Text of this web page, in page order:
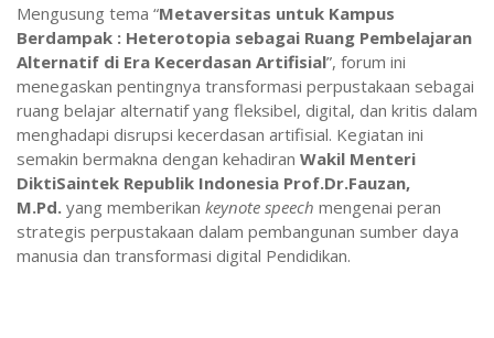
Mengusung tema “Metaversitas untuk Kampus
Berdampak : Heterotopia sebagai Ruang Pembelajaran
Alternatif di Era Kecerdasan Artifisial”, forum ini
menegaskan pentingnya transformasi perpustakaan sebagai
ruang belajar alternatif yang fleksibel, digital, dan kritis dalam
menghadapi disrupsi kecerdasan artifisial. Kegiatan ini
semakin bermakna dengan kehadiran Wakil Menteri
DiktiSaintek Republik Indonesia Prof.Dr.Fauzan,
M.Pd. yang memberikan keynote speech mengenai peran
strategis perpustakaan dalam pembangunan sumber daya
manusia dan transformasi digital Pendidikan.